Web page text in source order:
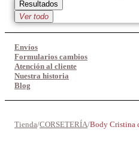
Resultados
Ver todo
Envíos
Formularios cambios
Atención al cliente
Nuestra historia
Blog
Tienda/CORSETERÍA/Body Cristina